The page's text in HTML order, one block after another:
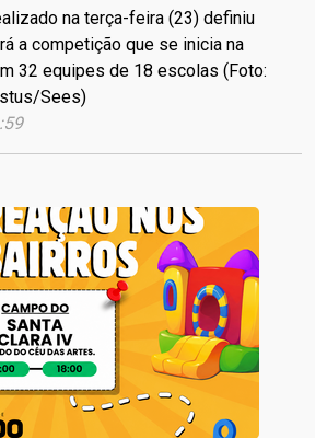
na terça-feira (23) definiu
a competição que se inicia na
32 equipes de 18 escolas (Foto:
Sees)